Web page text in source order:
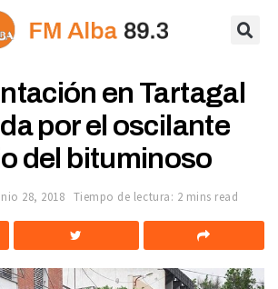
en Tartagal
por el oscilante
del bituminoso
28, 2018 Tiempo de lectura: 2 mins read